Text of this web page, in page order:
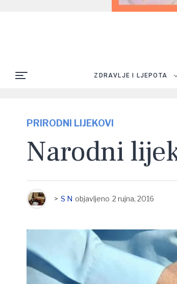
ZDRAVLJE I LJEPOTA
PRIRODNI LIJEKOVI
Narodni
> S N objavljeno 2 rujna, 2016